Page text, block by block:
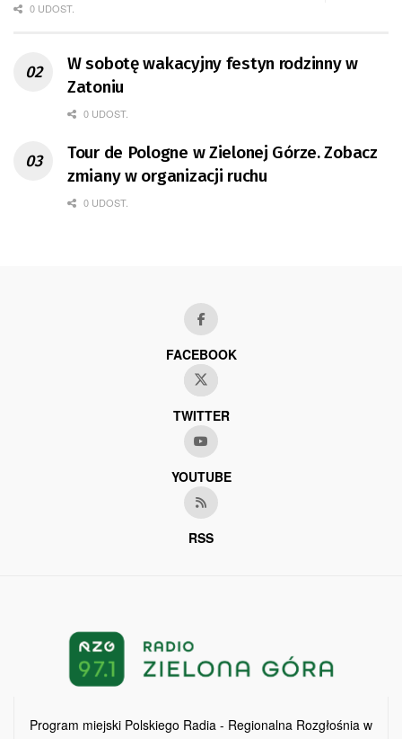
0 UDOST.
W sobotę wakacyjny festyn rodzinny w
Zatoniu
0 UDOST.
Tour de Pologne w Zielonej Górze. Zobacz
zmiany w organizacji ruchu
0 UDOST.
FACEBOOK
TWITTER
YOUTUBE
RSS
Program miejski Polskiego Radia - Regionalna Rozgłośnia w